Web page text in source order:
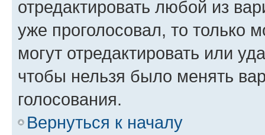
отредактировать любой из
уже проголосовал, то только
могут отредактировать или
чтобы нельзя было менять
голосования.
Вернуться к началу